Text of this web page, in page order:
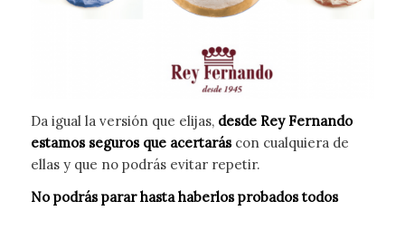
Da igual la versión que elijas, desde Rey Fernando
estamos seguros que acertaráscon cualquiera de
ellas y que no podrás evitar repetir.
No podrás parar hasta haberlos probados todos